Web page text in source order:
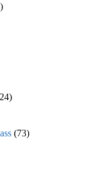
(73)